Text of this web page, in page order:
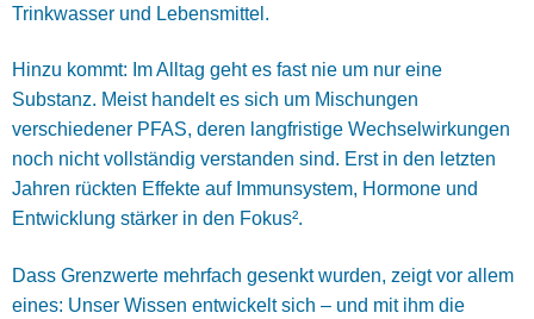
Trinkwasser und Lebensmittel.
Hinzu kommt: Im Alltag geht es fast nie um nur eine
Substanz. Meist handelt es sich um Mischungen
verschiedener PFAS, deren langfristige Wechselwirkungen
noch nicht vollständig verstanden sind. Erst in den letzten
Jahren rückten Effekte auf Immunsystem, Hormone und
Entwicklung stärker in den Fokus².
Dass Grenzwerte mehrfach gesenkt wurden, zeigt vor allem
eines: Unser Wissen entwickelt sich – und mit ihm die